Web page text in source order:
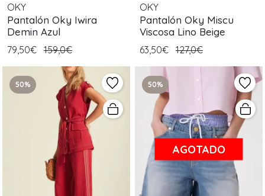
OKY
Pantalón Oky Iwira
Demin Azul
79,50€ 159,0€
OKY
Pantalón Oky Miscu
Viscosa Lino Beige
63,50€ 127,0€
50% 50%
AGOTADO